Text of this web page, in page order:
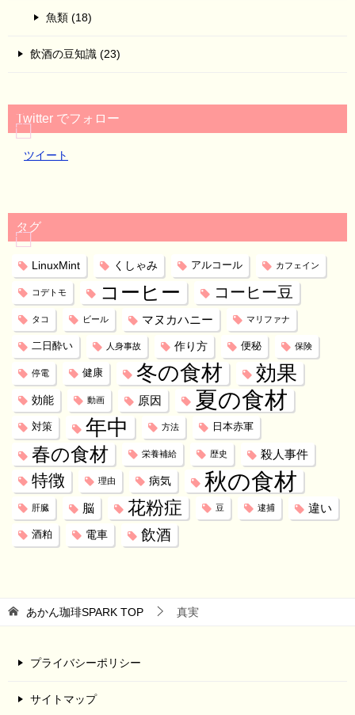
魚類 (18)
飲酒の豆知識 (23)
Twitter でフォロー
ツイート
タグ
LinuxMint くしゃみ アルコール カフェイン
コデトモ コーヒー コーヒー豆
タコ ビール マヌカハニー マリファナ
二日酔い 人身事故 作り方 便秘 保険
停電 健康 冬の食材 効果
効能 動画 原因 夏の食材
対策 年中 方法 日本赤軍
春の食材 栄養補給 歴史 殺人事件
特徴 理由 病気 秋の食材
肝臓 脳 花粉症 豆 逮捕 違い
酒粕 電車 飲酒
あかん珈琲SPARK TOP 真実
プライバシーポリシー
サイトマップ